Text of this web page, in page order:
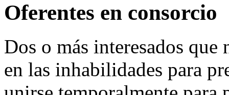
Oferentes en consorcio
Dos o más interesados que
en las inhabilidades para